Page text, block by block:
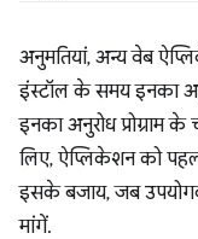
अनुमतियां, अन्य वेब
इंस्टॉल के समय इनका
इनका अनुरोध प्रोग्राम
लिए, ऐप्लिकेशन को
इसके बजाय, जब
मांगें.